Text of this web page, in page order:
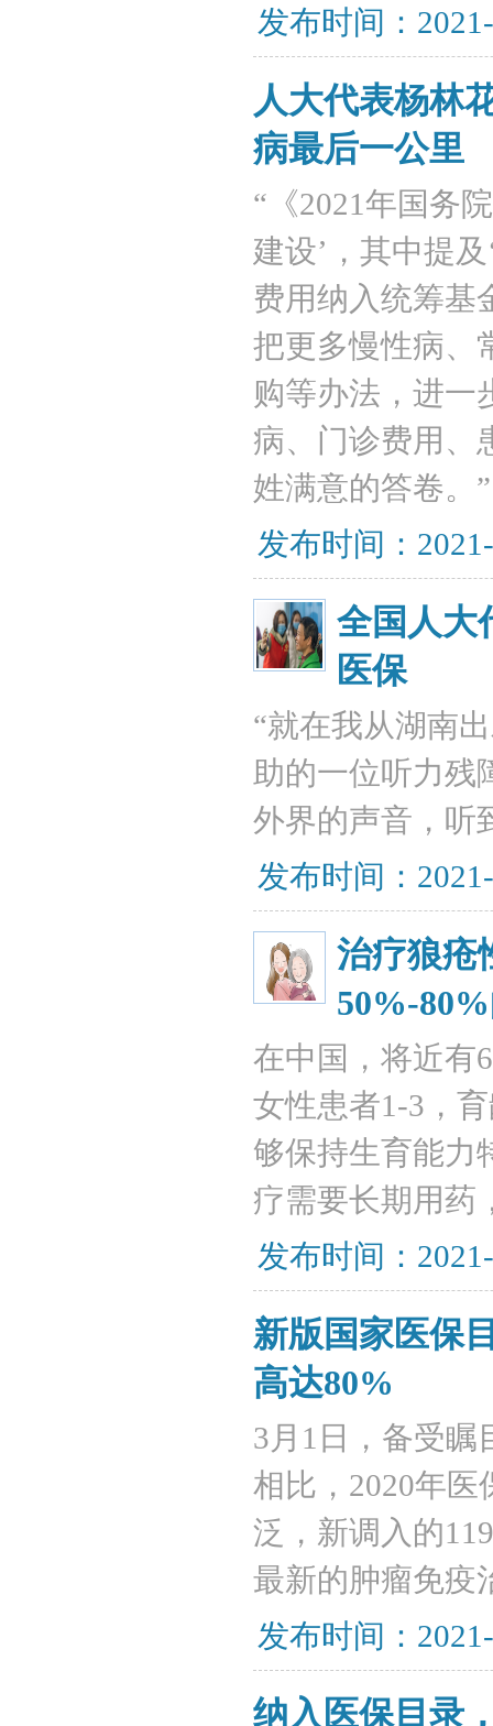
发布时间：
人大代表杨林
病最后一公里
“《2021年国务
建设’，其中提
费用纳入统筹基
把更多慢性病、
购等办法，进一
病、门诊费用、
姓满意的答卷。”
发布时间：
全国人大
医保
“就在我从湖南
助的一位听力残
外界的声音，听
发布时间：
治疗狼疮
50%-
在中国，将近有
女性患者1-3，
够保持生育能力
疗需要长期用药
发布时间：
新版国家医保
高达80%
3月1日，备受瞩
相比，2020年
泛，新调入的
最新的肿瘤免疫
发布时间：
纳入医保目录